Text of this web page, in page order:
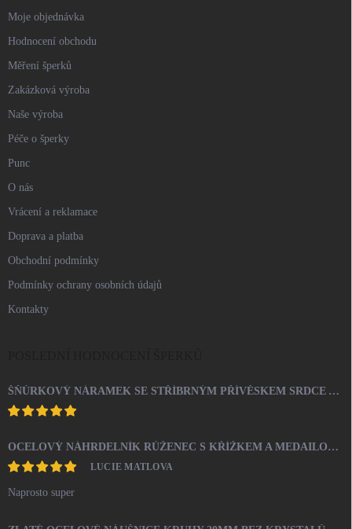
Moje objednávka
Hodnocení obchodu
Měření šperků
Zakázková výroba
Naše výroba
Péče o šperky
Punc
O nás
Vrácení a reklamace
Doprava a platba
Obchodní podmínky
Podmínky ochrany osobních údajů
Kontakty
ŠŇŮRKOVÝ NÁRAMEK SE STŘÍBRNÝM PŘÍVĚSKEM SRDCE A KRYSTALY SWAROVSKI CRYSTAL (STŘÍBRO 925/1000)
OCELOVÝ NÁHRDELNÍK RŮŽENEC S KŘÍŽKEM A MEDAILONEM
LUCIE MATLOVA
Naprosto super